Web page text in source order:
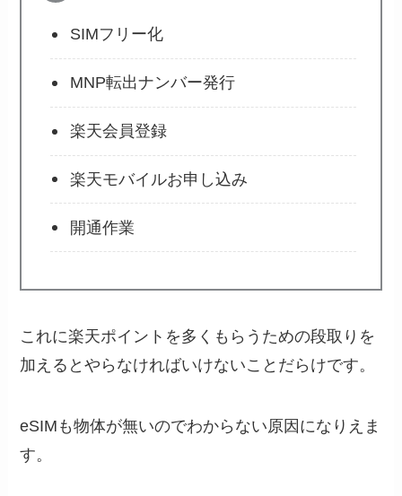
SIMフリー化
MNP転出ナンバー発行
楽天会員登録
楽天モバイルお申し込み
開通作業
これに楽天ポイントを多くもらうための段取りを
加えるとやらなければいけないことだらけです。
eSIMも物体が無いのでわからない原因になりえま
す。